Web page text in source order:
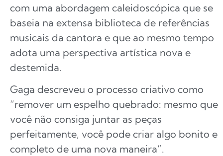
com uma abordagem caleidoscópica que se
baseia na extensa biblioteca de referências
musicais da cantora e que ao mesmo tempo
adota uma perspectiva artística nova e
destemida.
Gaga descreveu o processo criativo como
“remover um espelho quebrado: mesmo que
você não consiga juntar as peças
perfeitamente, você pode criar algo bonito e
completo de uma nova maneira”.